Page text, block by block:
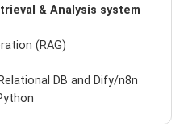
& Analysis system
(RAG)
DB and Dify/n8n